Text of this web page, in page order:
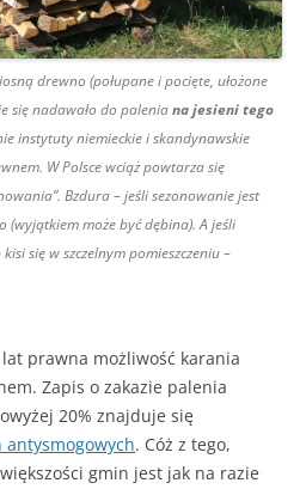
drewno (połupane i pocięte, ułożone
się nadawało do paleniana jesieni tego
instytuty niemieckie i skandynawskie
W Polsce wciąż powtarza się
Bzdura – jeśli sezonowanie jest
może być dębina). A jeśli
się w szczelnym pomieszczeniu –
prawna możliwość karania
Zapis o zakazie palenia
20% znajduje się
antysmogowych. Cóż z tego,
gmin jest jak na razie